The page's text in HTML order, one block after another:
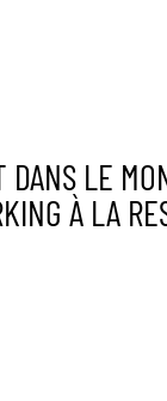
DANS LE
À LA